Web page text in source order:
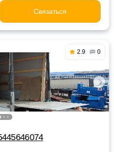
Связаться
2.9 0